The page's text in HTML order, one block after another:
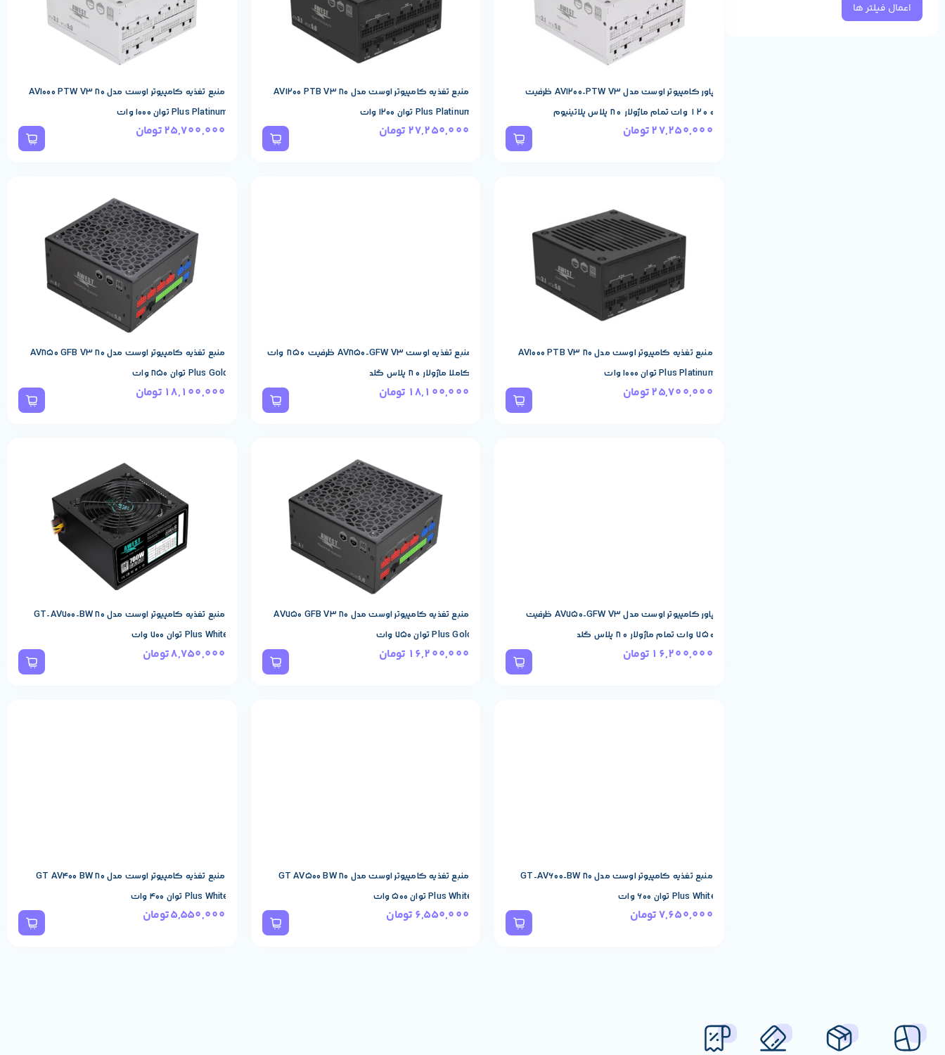
اعمال فیلتر ها
پاور کامپیوتر اوست مدل AV1200-PTW V3 ظرفیت
۱۲۰۰ وات تمام ماژولار ۸۰ پلاس پلاتینیوم
27,250,000تومان
منبع تغذیه کامپیوتر اوست مدل AV1200 PTB V3 80
Plus Platinum توان 1200 وات
27,250,000 تومان
منبع تغذیه کامپیوتر اوست مدل AV1000 PTW V3 80
Plus Platinum توان 1000 وات
25,700,000تومان
منبع تغذیه کامپیوتر اوست مدل AV1000 PTB V3 80
Plus Platinum توان 1000 وات
25,700,000تومان
منبع تغذیه اوست AV850-GFW V3 ظرفیت ۸۵۰ وات
کاملا ماژولار ۸۰ پلاس گلد
18,100,000 تومان
منبع تغذیه کامپیوتر اوست مدل AV850 GFB V3 80
Plus Gold توان 850 وات
18,100,000 تومان
مشخصات پایه محصول
پاور کامپیوتر اوست مدل AV750-GFW V3 ظرفیت
۷۵۰ وات تمام ماژولار ۸۰ پلاس گلد
16,200,000 تومان
منبع تغذیه کامپیوتر اوست مدل AV750 GFB V3 80
Plus Gold توان 750 وات
16,200,000 تومان
مشخصات پایه محصول
منبع تغذیه کامپیوتر اوست مدل GT-AV700-BW 80
Plus White توان 700 وات
8,750,000تومان
منبع تغذیه کامپیوتر اوست مدل GT-AV600-BW 80
Plus White توان 600 وات
7,650,000تومان
مشخصات پایه محصول
منبع تغذیه کامپیوتر اوست مدل GT AV500 BW 80
Plus White توان 500 وات
6,550,000 تومان
مشخصات پایه محصول
منبع تغذیه کامپیوتر اوست مدل GT AV400 BW 80
Plus White توان 400 وات
5,550,000تومان